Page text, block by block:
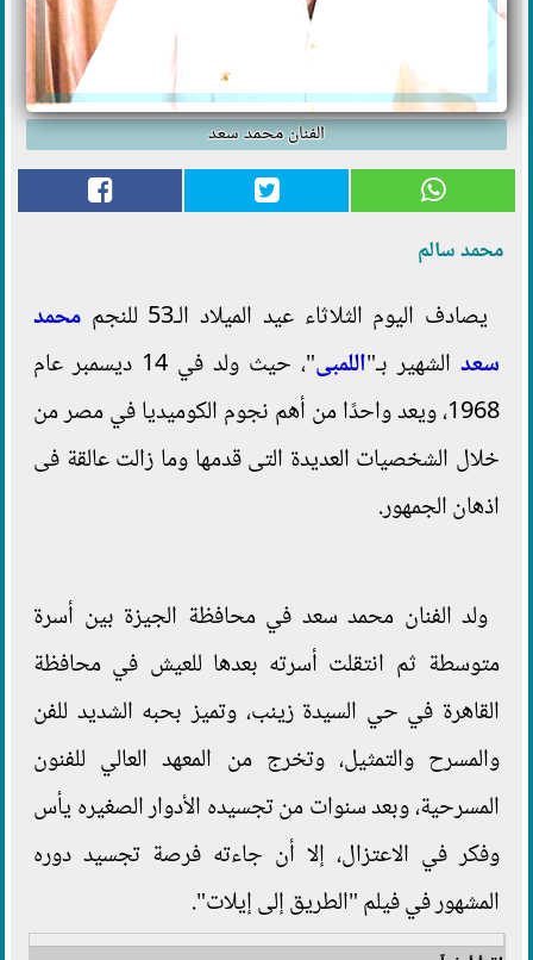
الفنان محمد سعد
محمد سالم
يصادف اليوم الثلاثاء عيد الميلاد الـ53 للنجم
محمد
سعد الشهير بـ"اللمبى
"، حيث ولد في 14 ديسمبر عام
1968، ويعد واحدًا من أهم نجوم الكوميديا في مصر من
خلال الشخصيات العديدة التى قدمها وما زالت عالقة فى
اذهان الجمهور.
ولد الفنان محمد سعد في محافظة الجيزة بين أسرة
متوسطة ثم انتقلت أسرته بعدها للعيش في محافظة
القاهرة في حي السيدة زينب، وتميز بحبه الشديد للفن
والمسرح والتمثيل، وتخرج من المعهد العالي للفنون
المسرحية، وبعد سنوات من تجسيده الأدوار الصغيره يأس
وفكر في الاعتزال، إلا أن جاءته فرصة تجسيد دوره
المشهور في فيلم "الطريق إلى إيلات".